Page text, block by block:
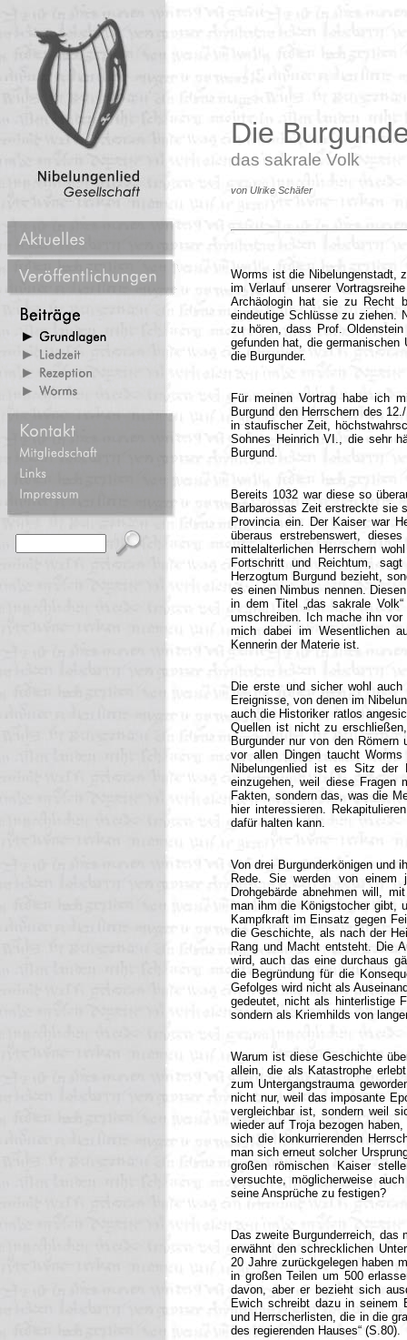
Die
das sakrale Volk
von Ulrike Schäfer
Worms ist die Nibelungenstadt,
im Verlauf unserer
Archäologin hat sie zu Recht
eindeutige Schlüsse zu ziehen.
zu hören, dass Prof.
gefunden hat, die
die Burgunder.
Für meinen Vortrag habe ich
Burgund den Herrschern des
in staufischer Zeit,
Sohnes Heinrich VI., die sehr
Burgund.
Bereits 1032 war diese so
Barbarossas Zeit erstreckte sie
Provincia ein. Der Kaiser war
überaus erstrebenswert,
mittelalterlichen Herrschern
Fortschritt und Reichtum,
Herzogtum Burgund bezieht,
es einen Nimbus nennen.
in dem Titel „das sakrale
umschreiben. Ich mache ihn vor
mich dabei im Wesentlichen
Kennerin der Materie ist.
Die erste und sicher wohl
Ereignisse, von denen im
auch die Historiker ratlos
Quellen ist nicht zu
Burgunder nur von den
vor allen Dingen taucht
Nibelungenlied ist es Sitz der
einzugehen, weil diese
Fakten, sondern das, was die
hier interessieren.
dafür halten kann.
Von drei Burgunderkönigen und
Rede. Sie werden von einem
Drohgebärde abnehmen will,
man ihm die Königstocher gibt,
Kampfkraft im Einsatz gegen
die Geschichte, als nach der
Rang und Macht entsteht. Die
wird, auch das eine durchaus
die Begründung für die
Gefolges wird nicht als
gedeutet, nicht als hinterlistige
sondern als Kriemhilds von
Warum ist diese Geschichte
allein, die als Katastrophe
zum Untergangstrauma
nicht nur, weil das imposante
vergleichbar ist, sondern weil
wieder auf Troja bezogen
sich die konkurrierenden
man sich erneut solcher
großen römischen Kaiser
versuchte, möglicherweise
seine Ansprüche zu festigen?
Das zweite Burgunderreich, das
erwähnt den schrecklichen
20 Jahre zurückgelegen haben
in großen Teilen um 500
davon, aber er bezieht sich
Ewich schreibt dazu in seinem
und Herrscherlisten, die in die
des regierenden Hauses“ (S.80).